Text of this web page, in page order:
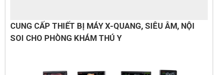
CUNG CẤP THIẾT BỊ MÁY X-QUANG, SIÊU ÂM, NỘI
SOI CHO PHÒNG KHÁM THÚ Y